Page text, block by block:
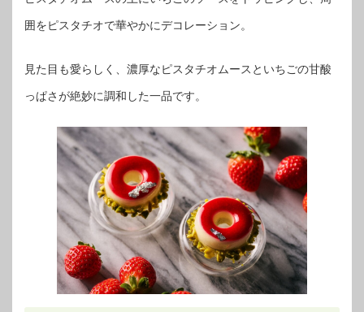
囲をピスタチオで華やかにデコレーション。
見た目も愛らしく、濃厚なピスタチオムースといちごの甘酸
っぱさが絶妙に調和した一品です。